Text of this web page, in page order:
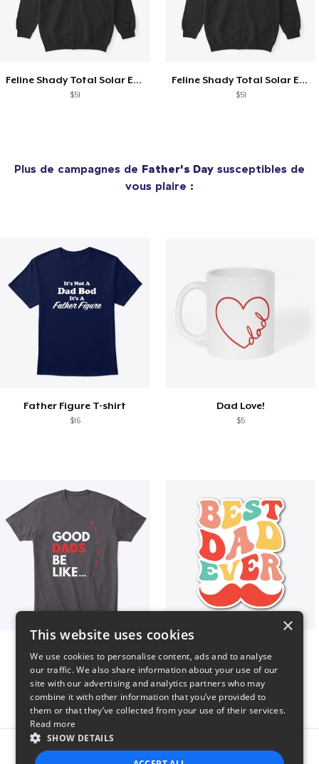
Feline Shady Total Solar Eclipse Tijuana
$51
Feline Shady Total Solar Eclipse Toledo
$51
Plus de campagnes de Father's Day susceptibles de
vous plaire :
Father Figure T-shirt
$16
Dad Love!
$5
$35 $5
Report this product
×
This website uses cookies
We use cookies to personalise content, ads and to analyse
our traffic. We also share information about your use of our
site with our advertising and analytics partners who may
combine it with other information that you’ve provided to
them or that they’ve collected from your use of their services.
Read more
SHOW DETAILS